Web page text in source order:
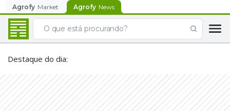
Agrofy Market Agrofy News
Destaque do dia: